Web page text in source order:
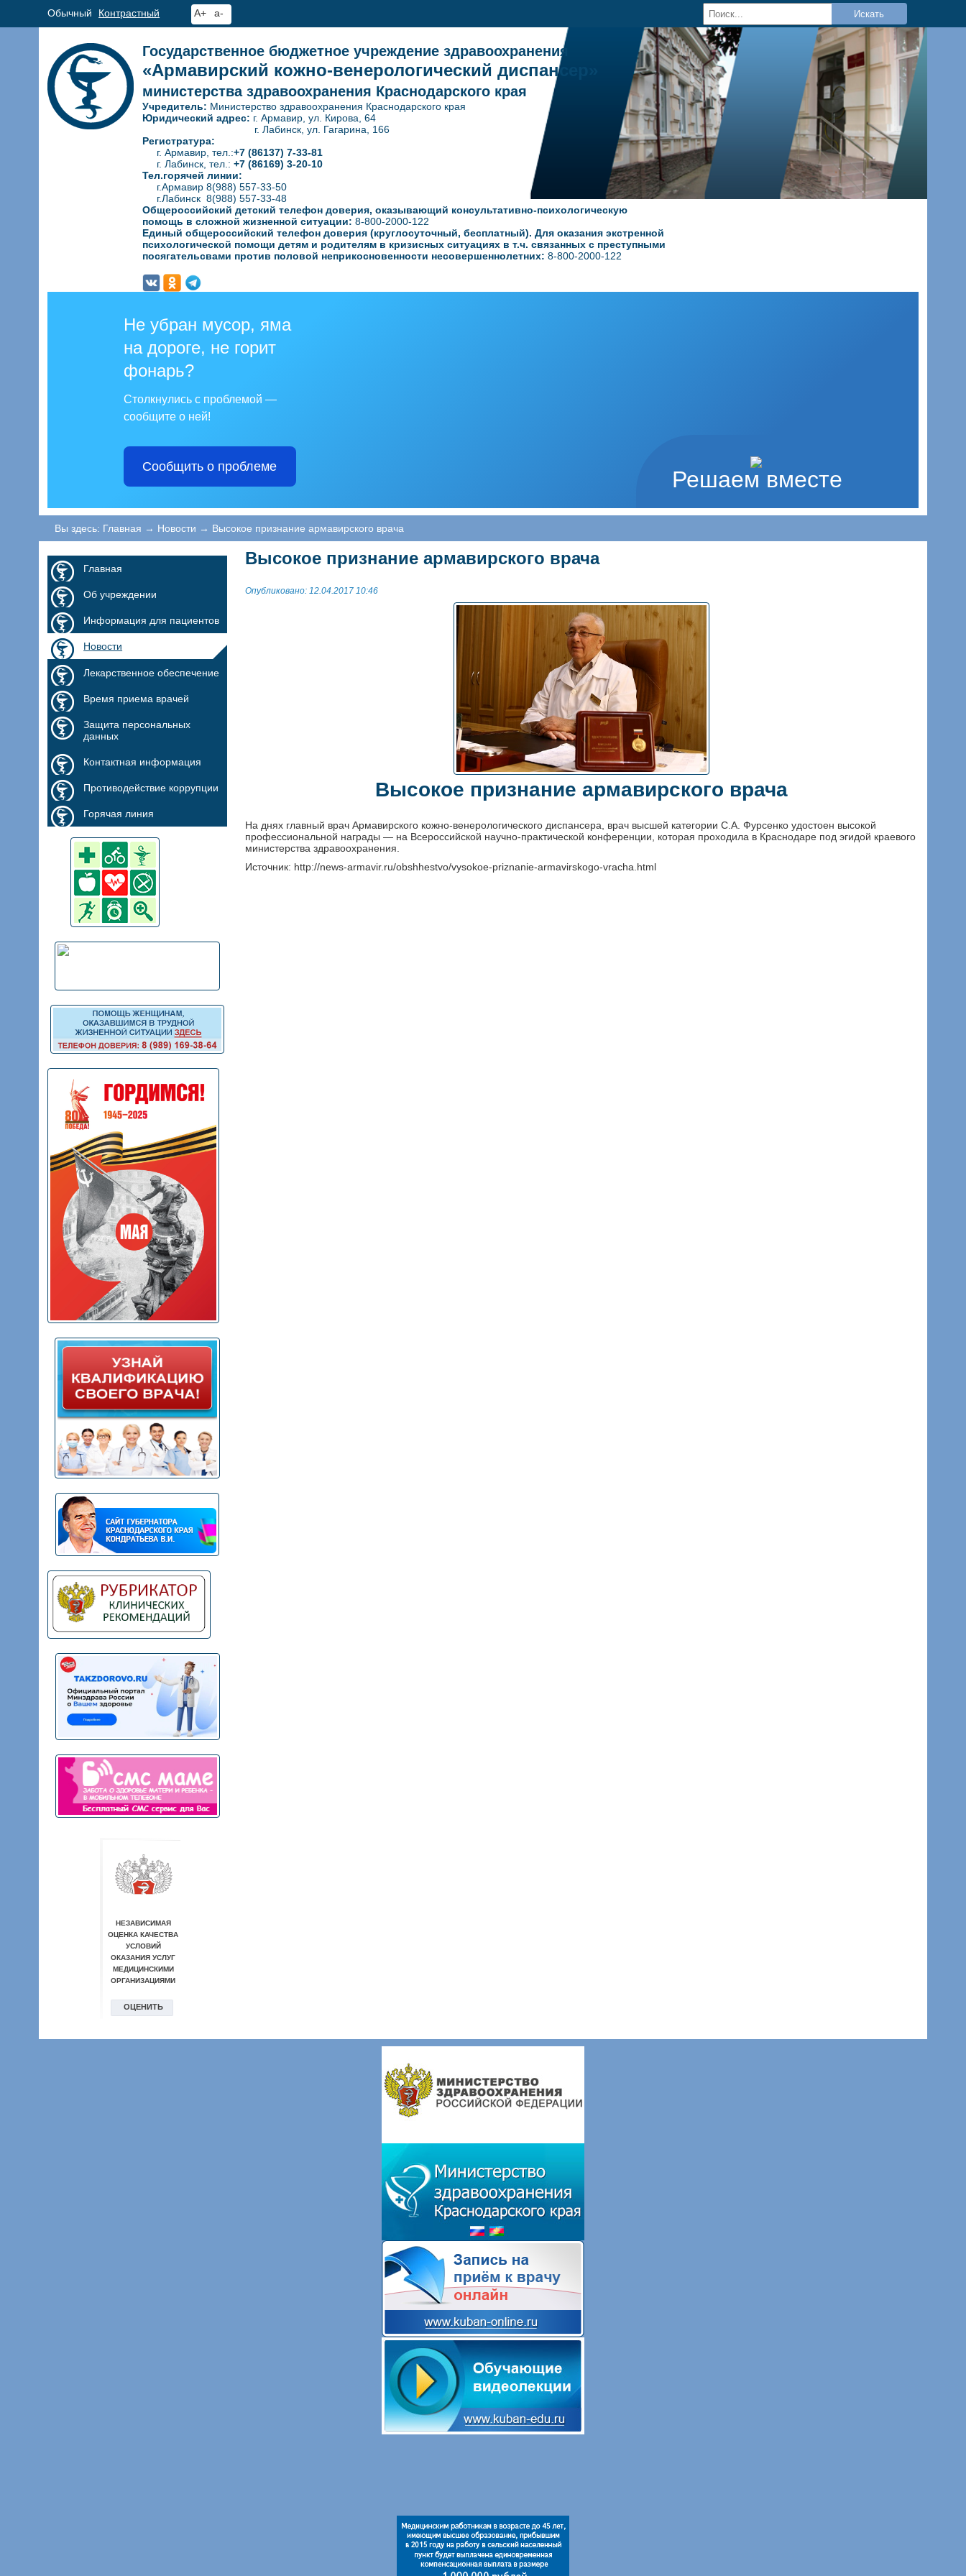
Обычный Контрастный A+ a- Искать
Государственное бюджетное учреждение здравоохранения
«Армавирский кожно-венерологический диспансер»
министерства здравоохранения Краснодарского края
Учредитель: Министерство здравоохранения Краснодарского края
Юридический адрес: г. Армавир, ул. Кирова, 64
г. Лабинск, ул. Гагарина, 166
Регистратура:
г. Армавир, тел.:+7 (86137) 7-33-81
г. Лабинск, тел.:+7 (86169) 3-20-10
Тел.горячей линии:
г.Армавир 8(988) 557-33-50
г.Лабинск 8(988) 557-33-48
Общероссийский детский телефон доверия, оказывающий консультативно-психологическую
помощь в сложной жизненной ситуации:8-800-2000-122
Единый общероссийский телефон доверия (круглосуточный, бесплатный). Для оказания экстренной
психологической помощи детям и родителям в кризисных ситуациях в т.ч. связанных с преступными
посягательсвами против половой неприкосновенности несовершеннолетних: 8-800-2000-122
Решаем вместе
Не убран мусор, яма
на дороге, не горит
фонарь?
Столкнулись с проблемой —
сообщите о ней!
Сообщить о проблеме
Вы здесь: Главная → Новости → Высокое признание армавирского врача
Главная
Об учреждении
Информация для пациентов
Новости
Лекарственное обеспечение
Время приема врачей
Защита персональных
данных
Контактная информация
Противодействие коррупции
Горячая линия
Высокое признание армавирского врача
Опубликовано: 12.04.2017 10:46
Высокое признание армавирского врача
На днях главный врач Армавирского кожно-венерологического диспансера, врач высшей категории С.А. Фурсенко удостоен высокой
профессиональной награды — на Всероссийской научно-практической конференции, которая проходила в Краснодаре под эгидой краевого
министерства здравоохранения.
Источник: http://news-armavir.ru/obshhestvo/vysokoe-priznanie-armavirskogo-vracha.html